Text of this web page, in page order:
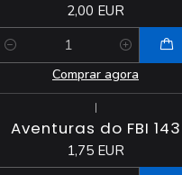
2,00 EUR
Comprar agora
|
Aventuras do FBI 143
1,75 EUR